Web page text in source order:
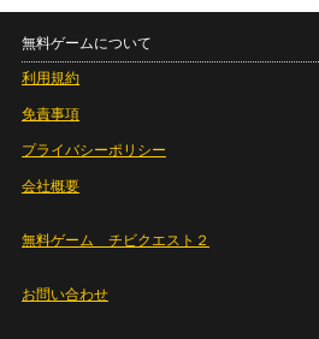
無料ゲームについて
利用規約
免責事項
プライバシーポリシー
会社概要
無料ゲーム チビクエスト２
お問い合わせ